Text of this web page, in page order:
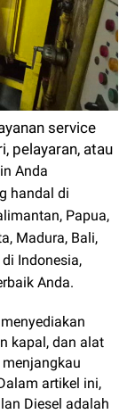
service
pelayaran, atau
Anda
handal di
Papua,
Madura, Bali,
Indonesia,
Anda.
kapal, dan alat
artikel ini,
Diesel adalah